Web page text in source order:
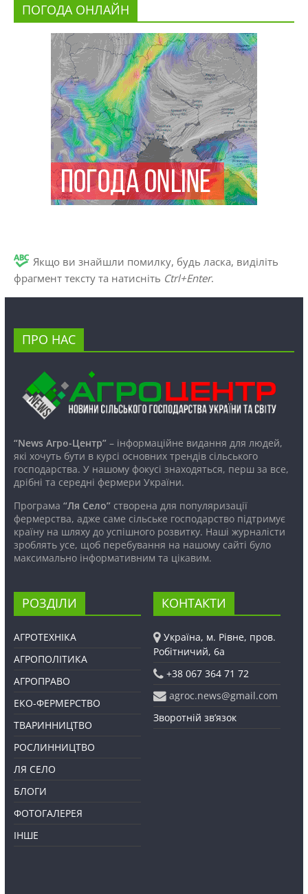
ПОГОДА ОНЛАЙН
Якщо ви знайшли помилку, будь ласка, виділіть
фрагмент тексту та натисніть Ctrl+Enter.
ПРО НАС
“News Агро-Центр”– інформаційне видання для людей,
які хочуть бути в курсі основних трендів сільського
господарства. У нашому фокусі знаходяться, перш за все,
дрібні та середні фермери України.
Програма “Ля Село”створена для популяризації
фермерства, адже саме сільське господарство підтримує
країну на шляху до успішного розвитку. Наші журналісти
зроблять усе, щоб перебування на нашому сайті було
максимально інформативним та цікавим.
РОЗДІЛИ
АГРОТЕХНІКА
АГРОПОЛІТИКА
АГРОПРАВО
ЕКО-ФЕРМЕРСТВО
ТВАРИННИЦТВО
РОСЛИННИЦТВО
ЛЯ СЕЛО
БЛОГИ
ФОТОГАЛЕРЕЯ
ІНШЕ
КОНТАКТИ
Україна, м. Рівне, пров.
Робітничий, 6а
+38 067 364 71 72
agroc.news@gmail.com
Зворотній зв’язок